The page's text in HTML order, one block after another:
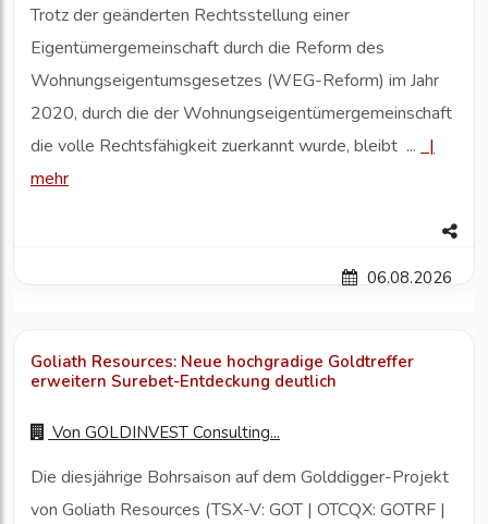
Trotz der geänderten Rechtsstellung einer
Eigentümergemeinschaft durch die Reform des
Wohnungseigentumsgesetzes (WEG-Reform) im Jahr
2020, durch die der Wohnungseigentümergemeinschaft
die volle Rechtsfähigkeit zuerkannt wurde, bleibt ... |
mehr
06.08.2026
Goliath Resources: Neue hochgradige Goldtreffer
erweitern Surebet-Entdeckung deutlich
Von GOLDINVEST Consulting...
Die diesjährige Bohrsaison auf dem Golddigger-Projekt
von Goliath Resources (TSX-V: GOT | OTCQX: GOTRF |